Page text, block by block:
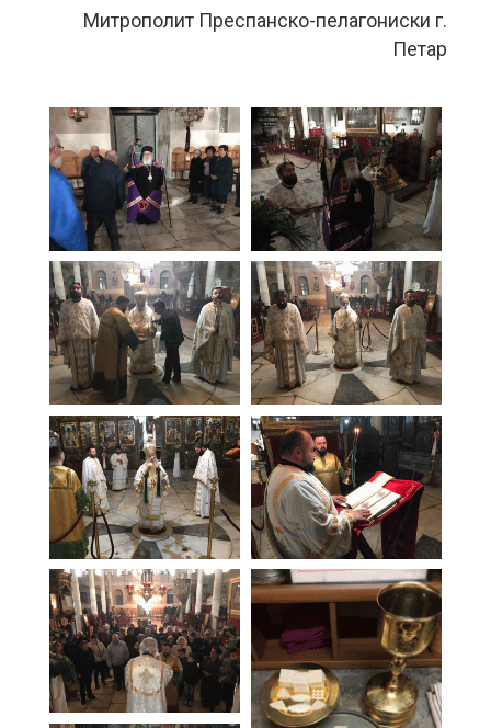
Митрополит Преспанско-пелагониски г.
Петар